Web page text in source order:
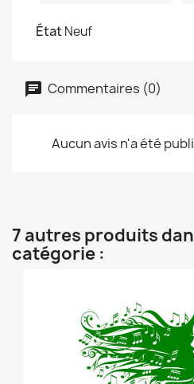
ÉtatNeuf
Commentaires (0)
Aucun avis n'a été
7 autres produits
catégorie :